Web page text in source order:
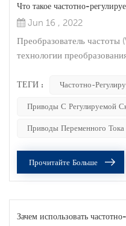
Что такое частотно-
Jun 16 , 2022
Преобразователь
технологии
электропривода
питания двигателя.
родилась из-за широкого
ТЕГИ : Частотно-
Приводы С Регулируемой
Приводы Переменного Тока
Прочитайте Больше
Зачем использовать